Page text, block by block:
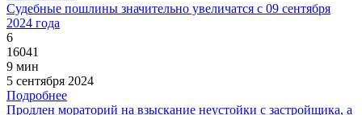
Судебные пошлины значительно увеличатся с 09 сентября
2024 года
6
16041
9 мин
5 сентября 2024
Подробнее
Продлен мораторий на взыскание неустойки с застройщика, а